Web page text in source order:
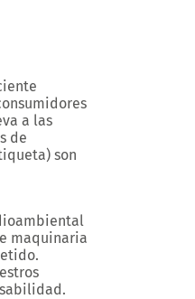
a las
de
son
maquinaria